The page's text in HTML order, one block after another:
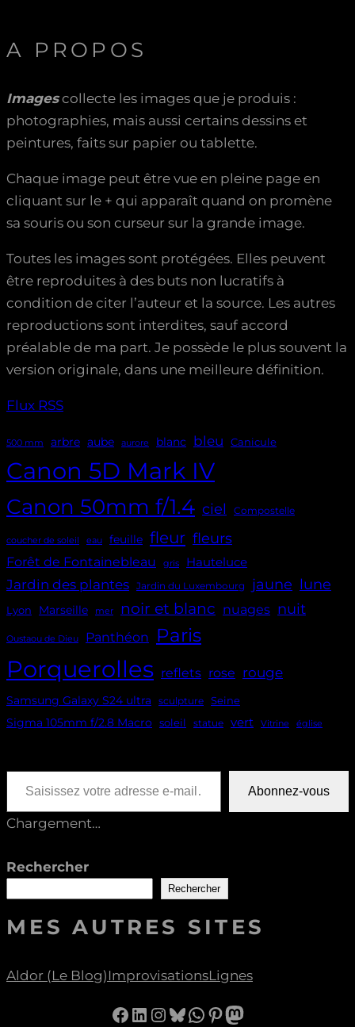
A PROPOS
Imagescollecte les images que je produis :
photographies, mais aussi certains dessins et
peintures, faits sur papier ou tablette.
Chaque image peut être vue en pleine page en
cliquant sur le + qui apparaît quand on promène
sa souris ou son curseur sur la grande image.
Toutes les images sont protégées. Elles peuvent
être reproduites à des buts non lucratifs à
condition de citer l’auteur et la source. Les autres
reproductions sont interdites, sauf accord
préalable de ma part. Je possède le plus souvent la
version originale, dans une meilleure définition.
Flux RSS
500 mm arbre aube aurore blanc bleu Canicule
Canon 5D Mark IV
Canon 50mm f/1.4 ciel Compostelle
coucher de soleil eau feuille fleur fleurs
Forêt de Fontainebleau gris Hauteluce
Jardin des plantes Jardin du Luxembourg jaune lune
Lyon Marseille mer noir et blanc nuages nuit
Oustaou de Dieu Panthéon Paris
Porquerolles reflets rose rouge
Samsung Galaxy S24 ultra sculpture Seine
Sigma 105mm f/2.8 Macro soleil statue vert Vitrine église
Saisissez votre adresse e-mail…
Abonnez-vous
Chargement…
Rechercher
Rechercher
MES AUTRES SITES
Aldor (le Blog) ImprovisationsLignes
Facebook LinkedIn InstagramBluesky WhatsApp Pinterest Mastodon